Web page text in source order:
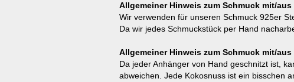
Allgemeiner Hinweis zum Schmuck mit/aus
Wir verwenden für unseren Schmuck 925er
Da wir jedes Schmuckstück per Hand
Allgemeiner Hinweis zum Schmuck mit/
Da jeder Anhänger von Hand geschnitzt ist,
abweichen. Jede Kokosnuss ist ein bisschen